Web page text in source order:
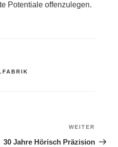
Potentiale offenzulegen.
Beitrag
WEITER
30 Jahre Hörisch Präzision